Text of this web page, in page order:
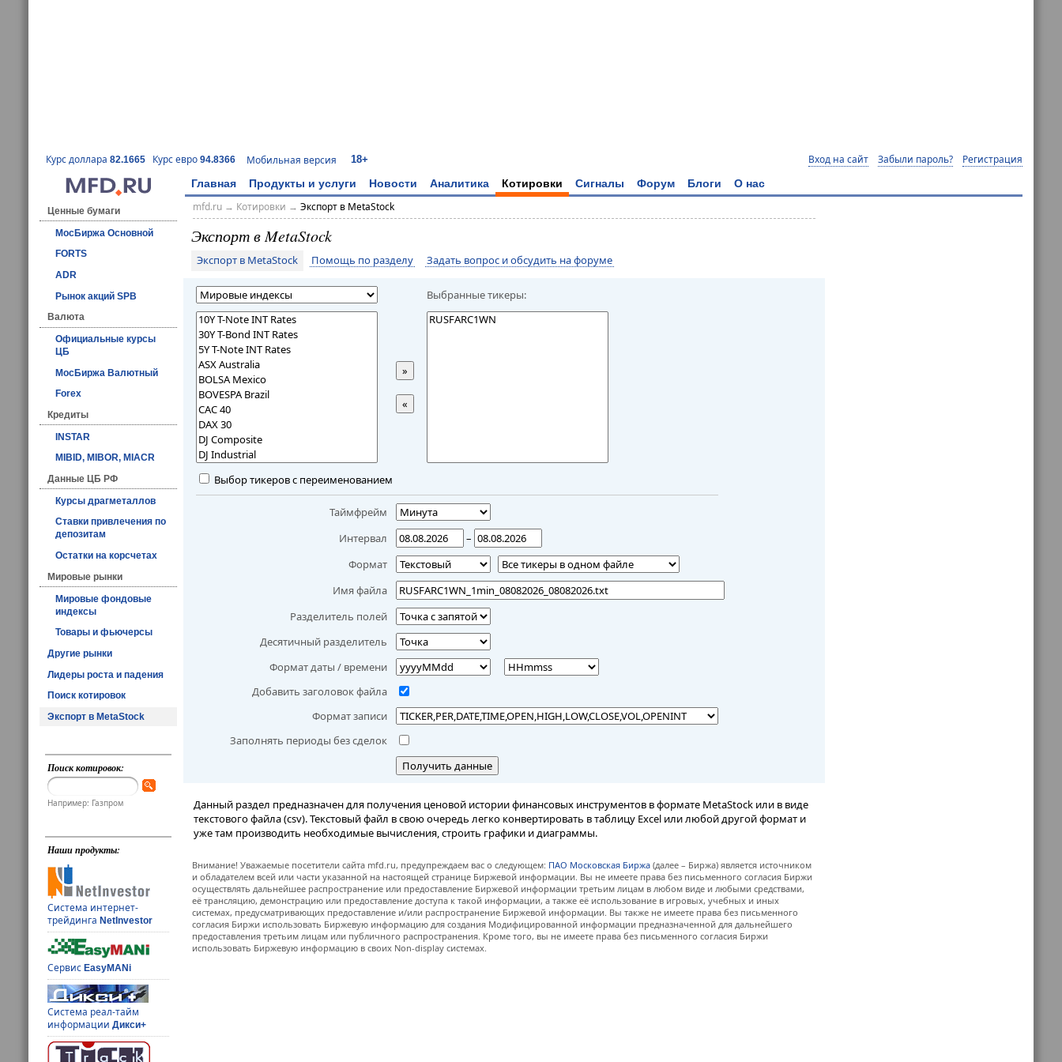
Курс доллара 82.1665 Курс евро 94.8366 Мобильная версия 18+ Вход на сайт Забыли пароль? Регистрация
Главная Продукты и услуги Новости Аналитика Котировки Сигналы Форум Блоги О нас
Ценные бумаги
МосБиржа Основной
FORTS
ADR
Рынок акций SPB
Валюта
Официальные курсы
ЦБ
МосБиржа Валютный
Forex
Кредиты
INSTAR
MIBID, MIBOR, MIACR
Данные ЦБ РФ
Курсы драгметаллов
Ставки привлечения по
депозитам
Остатки на корсчетах
Мировые рынки
Мировые фондовые
индексы
Товары и фьючерсы
Другие рынки
Лидеры роста и падения
Поиск котировок
Экспорт в MetaStock
Поиск котировок:
Например: Газпром
Наши продукты:
Система интернет-
трейдингаNetInvestor
СервисEasyMANi
Система реал-тайм
информацииДикси+
mfd.ru→ Котировки → Экспорт в MetaStock
Экспорт в MetaStock
Экспорт в MetaStock Помощь по разделу Задать вопрос и обсудить на форуме
Выбранные тикеры:
»
«
Выбор тикеров с переименованием
Таймфрейм
Интервал
–
Формат
Имя файла
Разделитель полей
Десятичный разделитель
Формат даты / времени
Добавить заголовок файла
Формат записи
Заполнять периоды без сделок
Получить данные
Данный раздел предназначен для получения ценовой истории финансовых инструментов в формате MetaStock или в виде
текстового файла (csv). Текстовый файл в свою очередь легко конвертировать в таблицу Excel или любой другой формат и
уже там производить необходимые вычисления, строить графики и диаграммы.
Внимание! Уважаемые посетители сайта mfd.ru, предупреждаем вас о следующем: ПАО Московская Биржа (далее – Биржа) является источником
и обладателем всей или части указанной на настоящей странице Биржевой информации. Вы не имеете права без письменного согласия Биржи
осуществлять дальнейшее распространение или предоставление Биржевой информации третьим лицам в любом виде и любыми средствами,
её трансляцию, демонстрацию или предоставление доступа к такой информации, а также её использование в игровых, учебных и иных
системах, предусматривающих предоставление и/или распространение Биржевой информации. Вы также не имеете права без письменного
согласия Биржи использовать Биржевую информацию для создания Модифицированной информации предназначенной для дальнейшего
предоставления третьим лицам или публичного распространения. Кроме того, вы не имеете права без письменного согласия Биржи
использовать Биржевую информацию в своих Non-display системах.